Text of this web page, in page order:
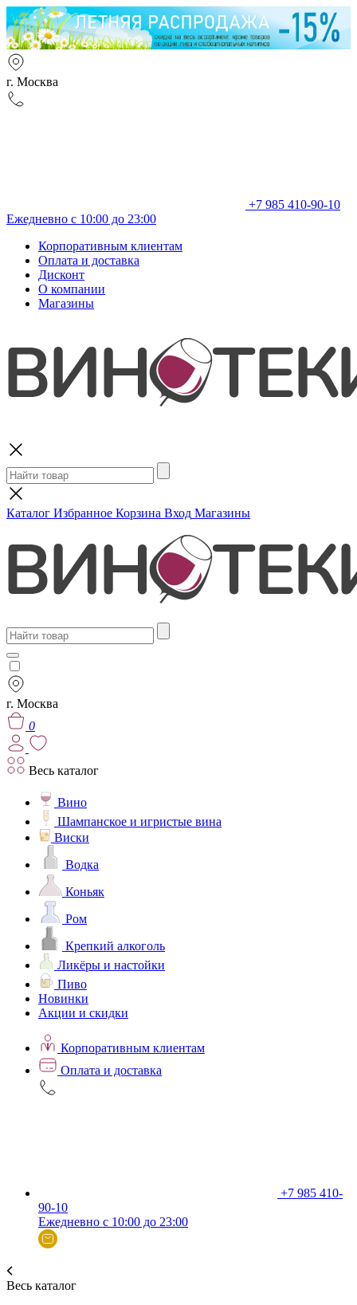
г. Москва
+7 985 410-90-10
Ежедневно с 10:00 до 23:00
Корпоративным клиентам
Оплата и доставка
Дисконт
О компании
Магазины
Каталог Избранное Корзина Вход Магазины
г. Москва
0
Весь каталог
Вино
Шампанское и игристые вина
Виски
Водка
Коньяк
Ром
Крепкий алкоголь
Ликёры и настойки
Пиво
Новинки
Акции и скидки
Корпоративным клиентам
Оплата и доставка
+7 985 410-
90-10
Ежедневно с 10:00 до 23:00
Весь каталог